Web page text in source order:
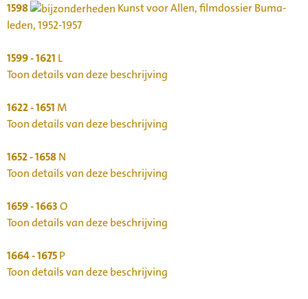
1598
Kunst voor Allen, filmdossier Buma-
leden, 1952-1957
1599 - 1621 L
Toon details van deze beschrijving
1622 - 1651M
Toon details van deze beschrijving
1652 - 1658N
Toon details van deze beschrijving
1659 - 1663O
Toon details van deze beschrijving
1664 - 1675P
Toon details van deze beschrijving